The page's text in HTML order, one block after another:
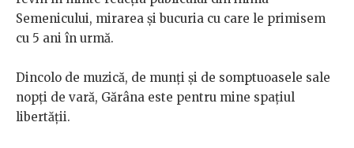
Semenicului, mirarea şi bucuria cu care le primisem
cu 5 ani în urmă.
Dincolo de muzică, de munţi şi de somptuoasele sale
nopţi de vară, Gărâna este pentru mine spaţiul
libertăţii.